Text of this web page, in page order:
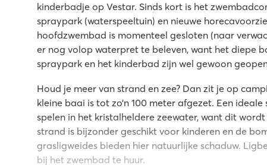
kinderbadje op Vestar. Sinds kort is het
spraypark (waterspeeltuin) en nieuwe
hoofdzwembad is momenteel gesloten (naar
er nog volop waterpret te beleven, want het diepe
spraypark en het kinderbad zijn wel gewoon
Houd je meer van strand en zee? Dan zit je op
kleine baai is tot zo’n 100 meter afgezet. Een
spelen in het kristalheldere zeewater, want dit
strand is bijzonder geschikt voor kinderen en de
grasligweides bieden hier natuurlijke schaduw.
bij het zwembad te huur.